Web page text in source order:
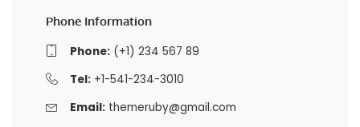
Phone Information
Phone:(+1) 234 567 89
Tel:+1-541-234-3010
Email: themeruby@gmail.com